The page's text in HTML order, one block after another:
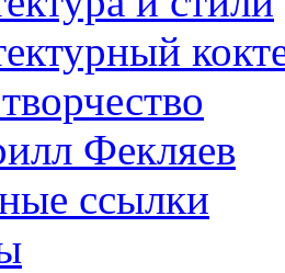
Фекляев
ссылки